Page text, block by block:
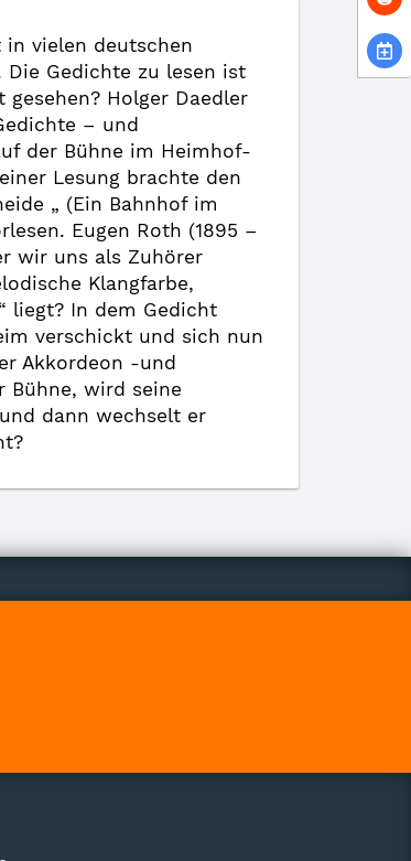
vielen deutschen
Die Gedichte zu lesen ist
Holger Daedler
– und
der Bühne im Heimhof-
Lesung brachte den
„ (Ein Bahnhof im
Eugen Roth (1895 –
wir uns als Zuhörer
Klangfarbe,
liegt? In dem Gedicht
verschickt und sich nun
Akkordeon -und
Bühne, wird seine
dann wechselt er